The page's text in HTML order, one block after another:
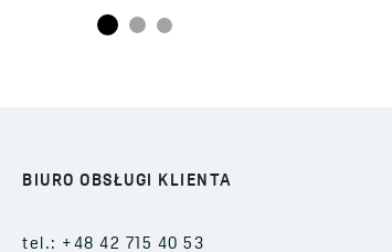
BIURO OBSŁUGI KLIENTA
tel.: +48 42 715 40 53